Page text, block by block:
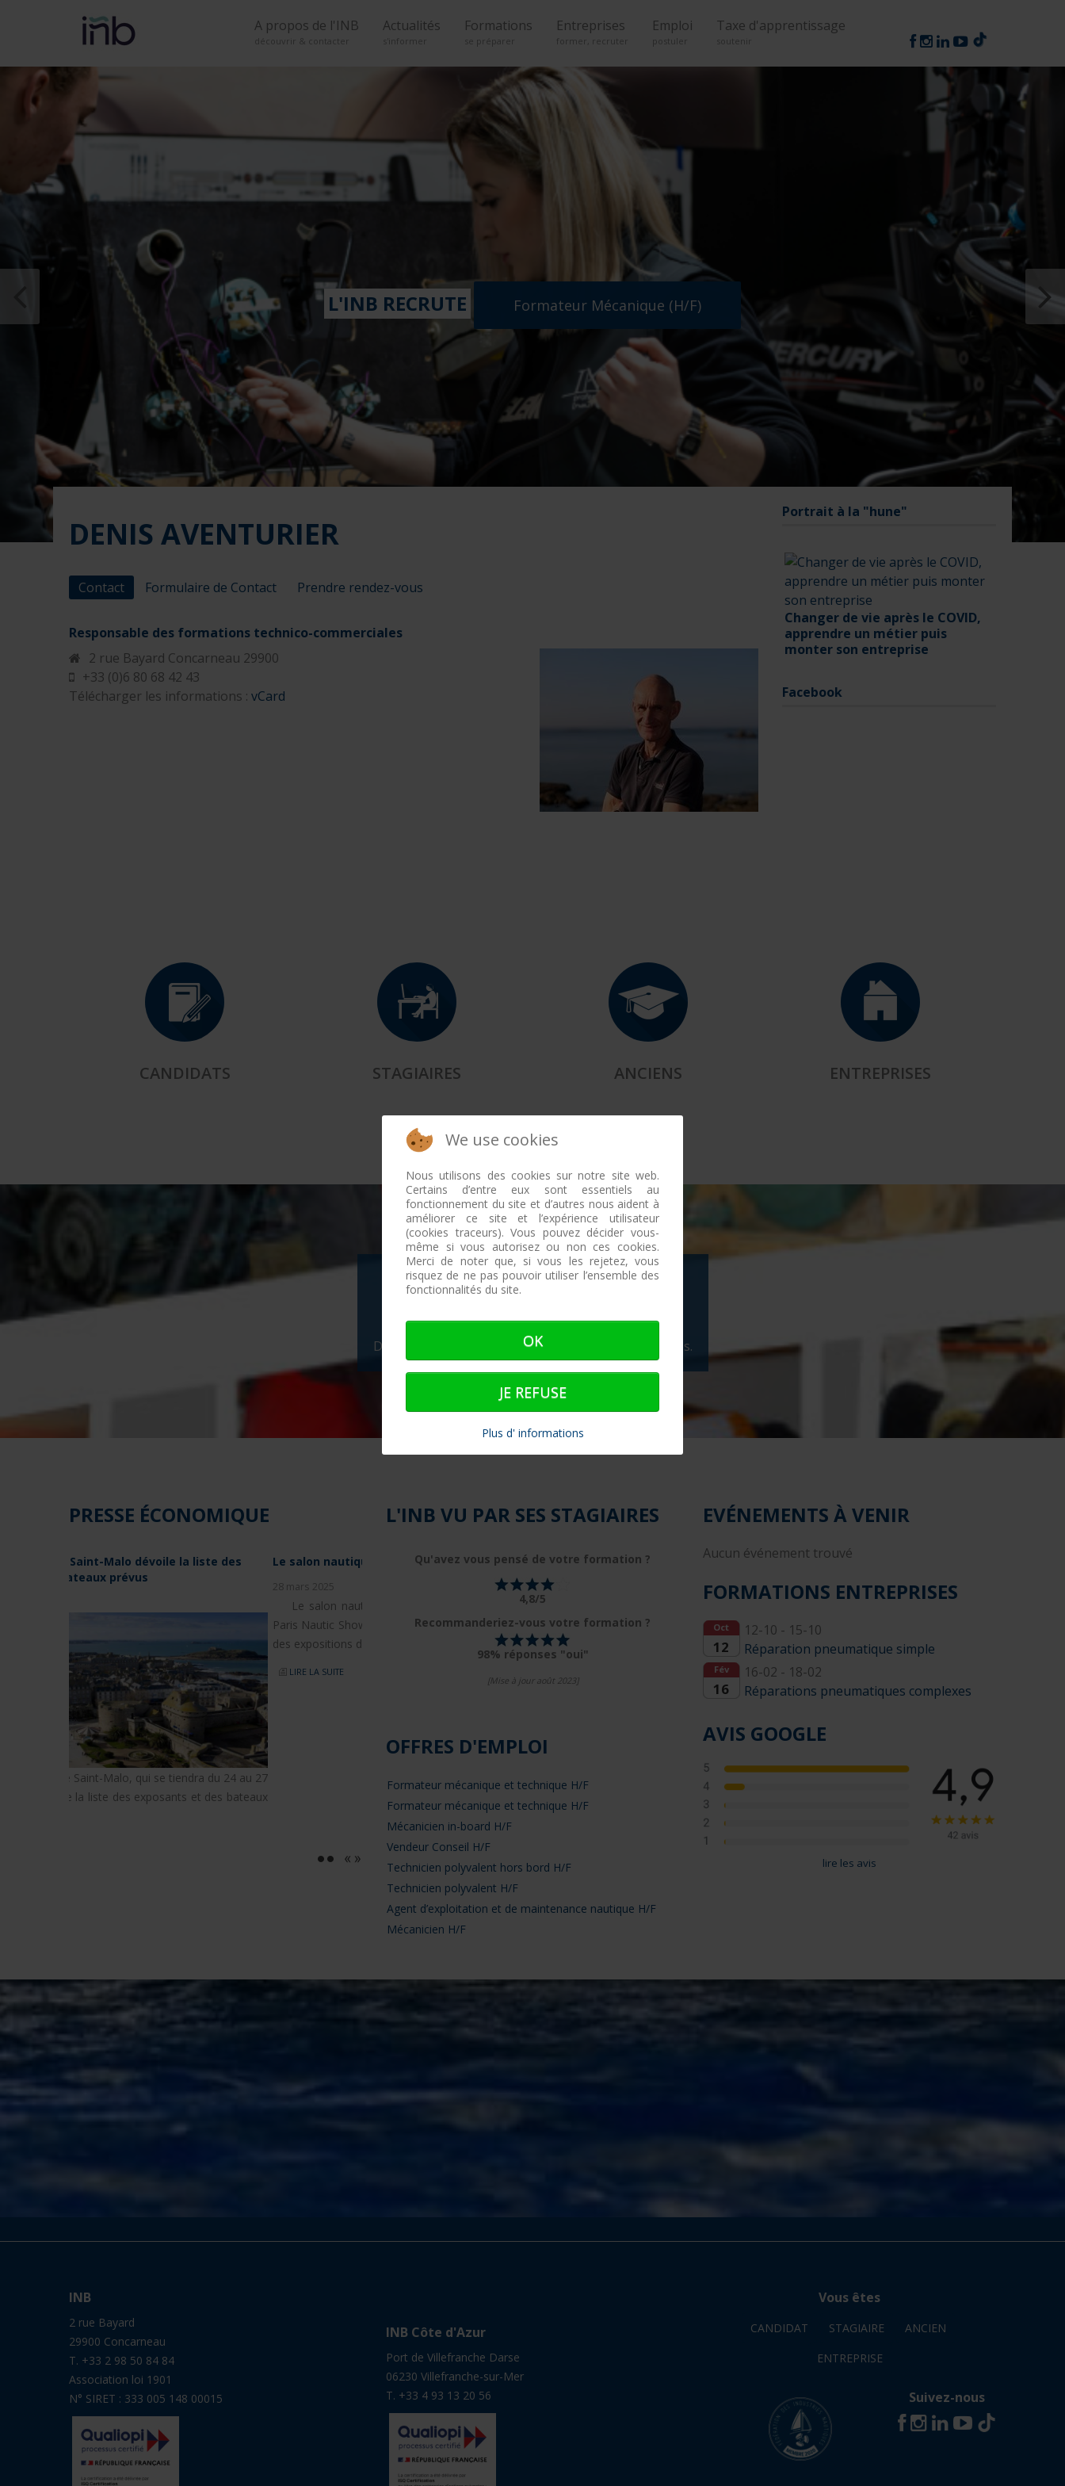
A propos de l'INB
découvrir & contacter
Actualités
s'informer
Formations
se préparer
Entreprises
former, recruter
Emploi
postuler
Taxe d'apprentissage
soutenir
VOUS RECHERCHEZ UN EMPLOI, UNE FORMATION ? Je Découvre L'apprentissage !
DENIS AVENTURIER
Contact Formulaire de Contact Prendre rendez-vous
Responsable des formations technico-commerciales
2 rue Bayard Concarneau 29900
+33 (0)6 80 68 42 43
Télécharger les informations : vCard
Portrait à la "hune"
Changer de vie après le COVID,
apprendre un métier puis
monter son entreprise
Facebook
CANDIDATS STAGIAIRES ANCIENS ENTREPRISES
l'INB en images
Concarneau. Port-La-Forêt. Villefranche-sur-Mer.
Découvrez les installations et les plateaux techniques.
PRESSE ÉCONOMIQUE
Le salon nautique de Paris de retour en 2025
28 mars 2025
Le salon nautique de Paris revient sous le nom de
Paris Nautic Show du 26 au 30 novembre 2025 au Parc
des expositions du Bourget.
L'INB VU PAR SES STAGIAIRES
Qu'avez vous pensé de votre formation ?
4,8/5
Recommanderiez-vous votre formation ?
98% réponses "oui"
[Mise à jour août 2023]
OFFRES D'EMPLOI
Formateur mécanique et technique H/F
Formateur mécanique et technique H/F
Mécanicien in-board H/F
Vendeur Conseil H/F
Technicien polyvalent hors bord H/F
Technicien polyvalent H/F
Agent d’exploitation et de maintenance nautique H/F
Mécanicien H/F
EVÉNEMENTS À VENIR
Aucun événement trouvé
FORMATIONS ENTREPRISES
12
Oct
12-10 - 15-10
Réparation pneumatique simple
16
Fév
16-02 - 18-02
Réparations pneumatiques complexes
AVIS GOOGLE
lire les avis
INB
2 rue Bayard
29900 Concarneau
T. +33 2 98 50 84 84
Association loi 1901
N° SIRET : 333 005 148 00015
INB Côte d'Azur
Port de Villefranche Darse
06230 Villefranche-sur-Mer
T. +33 4 93 13 20 56
Vous êtes
CANDIDAT STAGIAIRE
ANCIEN
ENTREPRISE
Suivez-nous
We use cookies
Nous utilisons des cookies sur notre site web.
Certains d’entre eux sont essentiels au
fonctionnement du site et d’autres nous aident à
améliorer ce site et l’expérience utilisateur
(cookies traceurs). Vous pouvez décider vous-
même si vous autorisez ou non ces cookies.
Merci de noter que, si vous les rejetez, vous
risquez de ne pas pouvoir utiliser l’ensemble des
fonctionnalités du site.
OK
JE REFUSE
Plus d' informations